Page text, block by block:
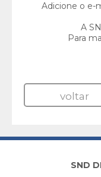
Adicione o e-
A
Para
voltar
SND